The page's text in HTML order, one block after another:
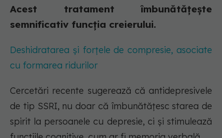
Acest tratament îmbunătățește
semnificativ funcția creierului.
Deshidratarea și forțele de compresie, asociate
cu formarea ridurilor
Cercetări recente sugerează că antidepresivele
de tip SSRI, nu doar că îmbunătățesc starea de
spirit la persoanele cu depresie, ci și stimulează